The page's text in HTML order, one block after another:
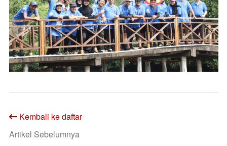
Artikel Sebelumnya
Kembali ke daftar